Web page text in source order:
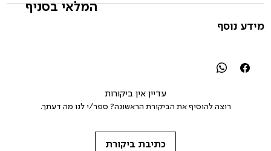
המלאי בסניף
מידע נוסף
עדיין אין ביקורות
רוצה להוסיף את הביקורת הראשונה? ספר/י לנו מה דעתך.
כתיבת ביקורת